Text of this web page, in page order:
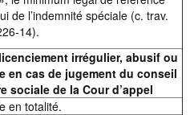
de l’indemnité spéciale (c. trav.
14).
irrégulier, abusif ou
en cas de jugement du conseil
sociale de la Cour d’appel
en totalité.